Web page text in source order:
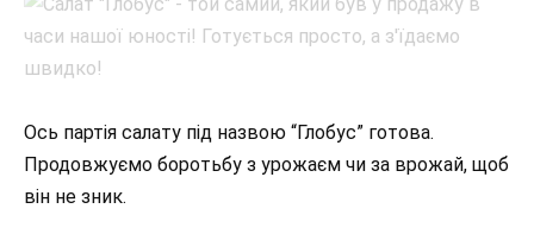
Ось партія салату під назвою “Глобус” готова.
Продовжуємо боротьбу з урожаєм чи за врожай, щоб
він не зник.